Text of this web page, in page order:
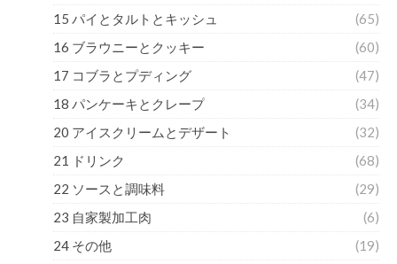
15 パイとタルトとキッシュ
(65)
16 ブラウニーとクッキー
(60)
17 コブラとプディング
(47)
18 パンケーキとクレープ
(34)
20 アイスクリームとデザート
(32)
21 ドリンク
(68)
22 ソースと調味料
(29)
23 自家製加工肉
(6)
24 その他
(19)